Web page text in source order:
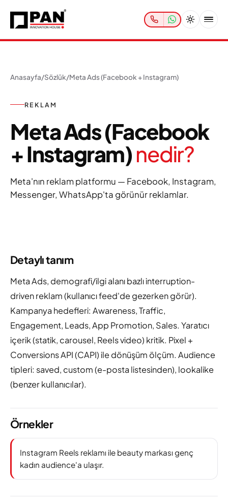
Anasayfa/Sözlük/Meta Ads (Facebook + Instagram)
REKLAM
Meta Ads (Facebook
+ Instagram)nedir?
Meta'nın reklam platformu — Facebook, Instagram,
Messenger, WhatsApp'ta görünür reklamlar.
Detaylı tanım
Meta Ads, demografi/ilgi alanı bazlı interruption-
driven reklam (kullanıcı feed'de gezerken görür).
Kampanya hedefleri: Awareness, Traffic,
Engagement, Leads, App Promotion, Sales. Yaratıcı
içerik (statik, carousel, Reels video) kritik. Pixel +
Conversions API (CAPI) ile dönüşüm ölçüm. Audience
tipleri: saved, custom (e-posta listesinden), lookalike
(benzer kullanıcılar).
Örnekler
Instagram Reels reklamı ile beauty markası genç
kadın audience'a ulaşır.